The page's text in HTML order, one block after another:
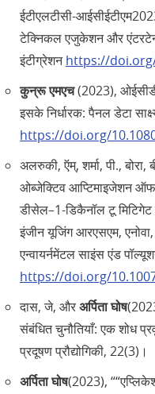
ईटीएलटीसी-
टेक्निकल एजुकेशन और
इंटीग्रेशनhttps://
कुन्रू एमएच(2023),
इसके निर्धारक: पैनल डेटा
https://doi.org/
अलरुकी, ऍम्, शर्मा, पी., बोरा,
ओब्जेक्टिव आप्टिमाइजेशन
डीसेल–1-डिकैनॉल टू मिटिगेट
इंजीन यूजिंग आरएसएम,
एन्वायर्नमेंटल साइंस एंड
https://doi.org/
दास, जे, औरअर्पिता घोष
संबंधित चुनौतियाँ: एक शोध
प्रदूषण प्रौद्योगिकी, 22(3)।
अर्पिता घोष(2023),